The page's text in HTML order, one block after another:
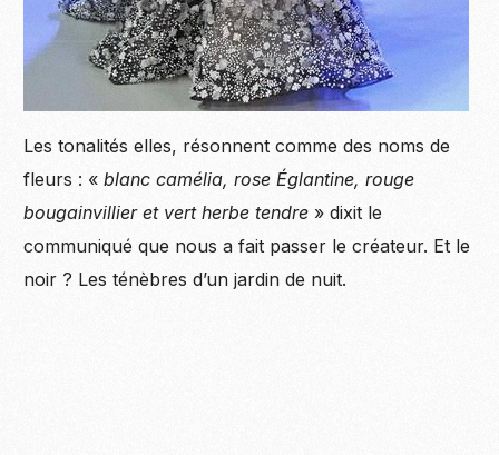
Les tonalités elles, résonnent comme des noms de
fleurs : «blanc camélia, rose Églantine, rouge
bougainvillier et vert herbe tendre » dixit le
communiqué que nous a fait passer le créateur. Et le
noir ? Les ténèbres d’un jardin de nuit.